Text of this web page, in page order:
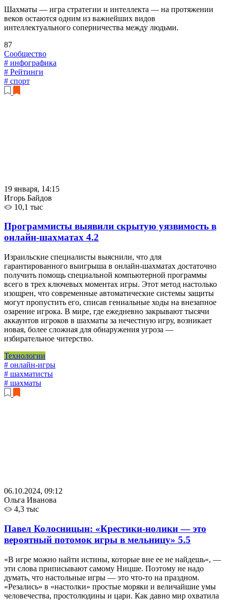
Шахматы — игра стратегии и интеллекта — на протяжении
веков остаются одним из важнейших видов
интеллектуального соперничества между людьми.
87
Сообщество
# инфографика
# Рейтинги
# спорт
19 января, 14:15
Игорь Байдов
10,1 тыс
Программисты выявили скрытую уязвимость в
онлайн-шахматах 4.2
Израильские специалисты выяснили, что для
гарантированного выигрыша в онлайн-шахматах достаточно
получить помощь специальной компьютерной программы
всего в трех ключевых моментах игры. Этот метод настолько
изощрен, что современные автоматические системы защиты
могут пропустить его, списав гениальные ходы на внезапное
озарение игрока. В мире, где ежедневно закрывают тысячи
аккаунтов игроков в шахматы за нечестную игру, возникает
новая, более сложная для обнаружения угроза —
избирательное читерство.
Технологии
# онлайн-игры
# шахматисты
# шахматы
06.10.2024, 09:12
Ольга Иванова
4,3 тыс
Павел Колосницын: «Крестики-нолики — это
вероятный потомок игры в мельницу» 5.5
«В игре можно найти истины, которые вне ее не найдешь», —
эти слова приписывают самому Ницше. Поэтому не надо
думать, что настольные игры — это что-то на праздном.
«Резались» в «настолки» простые моряки и величайшие умы
человечества, простолюдины и цари. Как давно мир охватила